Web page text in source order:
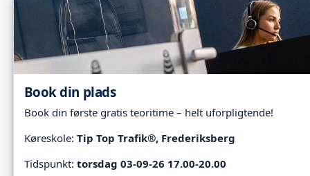
Book din plads
Book din første gratis teoritime – helt uforpligtende!
Køreskole: Tip Top Trafik®, Frederiksberg
Tidspunkt: torsdag 03-09-26 17.00-20.00